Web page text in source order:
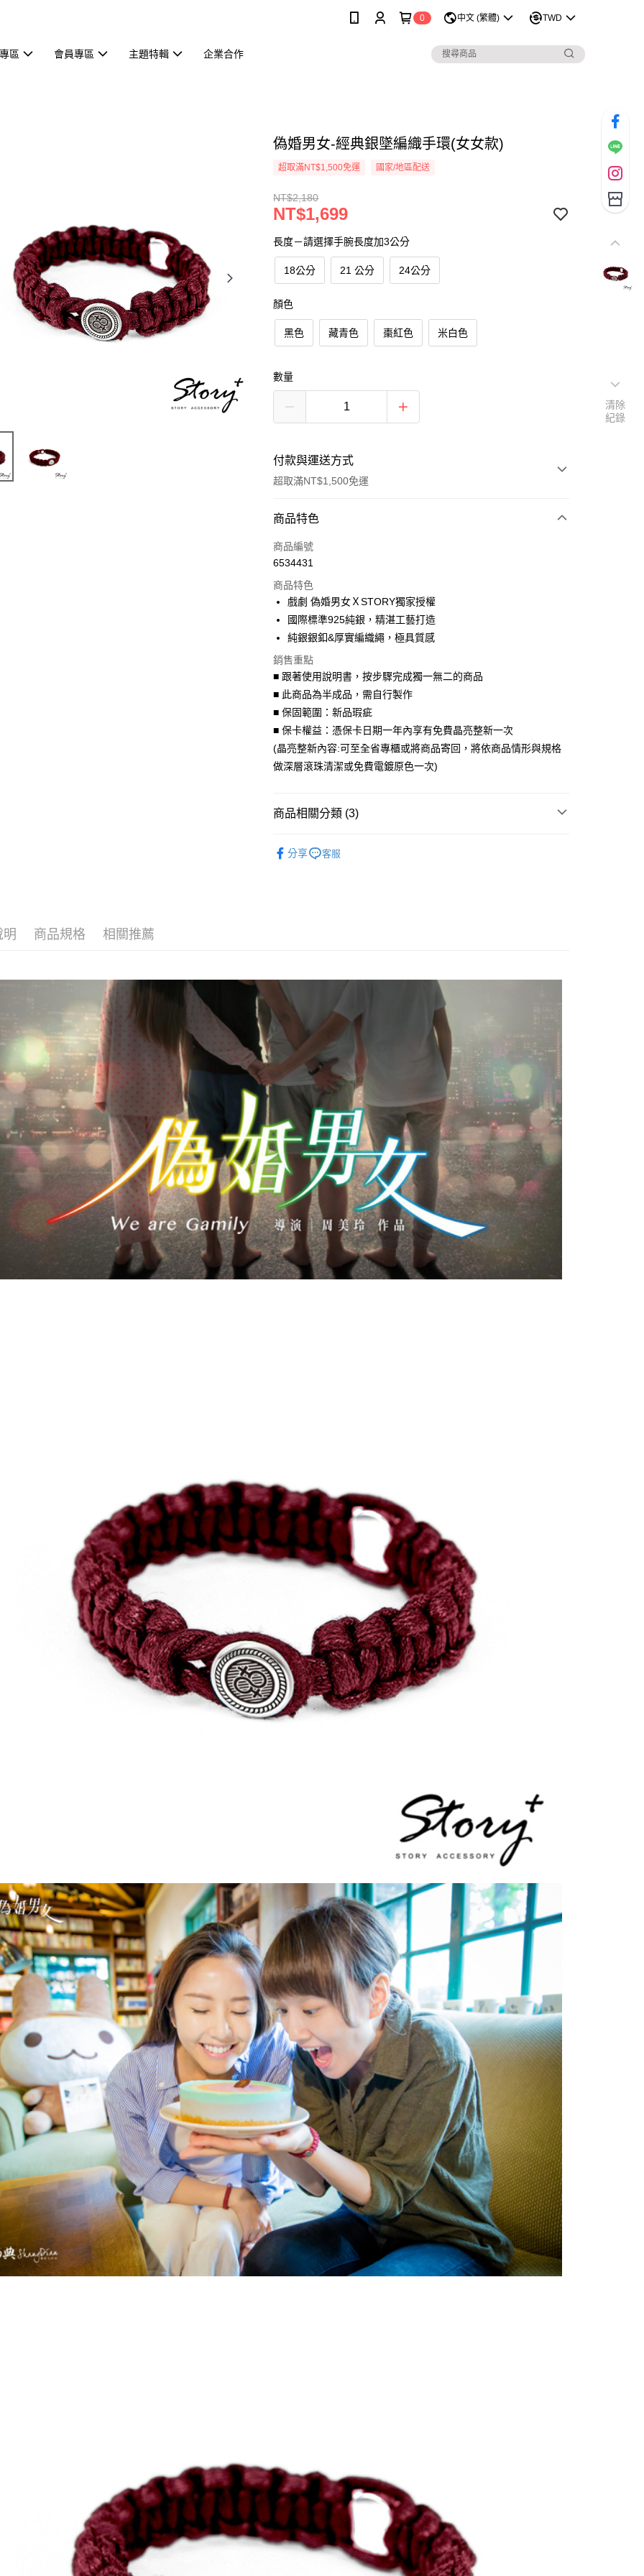
0 中文 (繁體) TWD
區 會員專區 主題特輯 企業合作
偽婚男女-經典銀墜編織手環(女女款)
超取滿NT$1,500免運 國家/地區配送
NT$2,180
NT$1,699
長度－請選擇手腕長度加3公分
18公分 21 公分 24公分
顏色
黑色 藏青色 棗紅色 米白色
數量
付款與運送方式
超取滿NT$1,500免運
付款方式
信用卡一次付款
3 期 0 利率 每期 NT$566
合作金庫商業銀行
第一商業銀行
華南商業銀行
彰化商業銀行
國泰世華商業銀行
臺灣中小企業銀行
台中商業銀行
匯豐（台灣）商業銀行
聯邦商業銀行
玉山商業銀行
星展（台灣）商業銀行
台新國際商業銀行
中國信託商業銀行
台灣樂天信用卡公司
6 期 0 利率 每期 NT$283
合作金庫商業銀行
第一商業銀行
華南商業銀行
上海商業儲蓄銀行
國泰世華商業銀行
兆豐國際商業銀行
臺灣中小企業銀行
匯豐（台灣）商業銀行
聯邦商業銀行
遠東國際商業銀行
元大商業銀行
永豐商業銀行
台新國際商業銀行
中國信託商業銀行
超商取貨付款
LINE Pay
Apple Pay
街口支付
悠遊付
Google Pay
相關說明
AFTEE先享後付是「在收到商品之後才付款」的支付方式。 讓您購物簡單
便利好安心！
／ATM／網路銀行／等多元方式進行付款，方視為交易完成。
※ 請注意：結帳手續完成當下不需立刻繳費，但若您需要取消訂單，請聯
絡購買商品的店家。未經商家同意取消之訂單仍視為有效，需透過AFTEE
先享後付繳納相關費用。
※ 交易是否成功請以「AFTEE先享後付 」之結帳頁面顯示為準，若有關於
是否繳費成功／繳費後需取消欲退款等相關疑問，請聯繫「AFTEE先享後
付客戶支援中心」
https://netprotections.freshdesk.com/support/home
【注意事項】
１．透過由恩沛科技股份有限公司提供之「AFTEE先享後付」服務完成之
交易，需依本服務之必要範圍內提供個人資料，並將交易相關給付款項請
求債權轉讓予恩沛科技股份有限公司。
２．關於個人資料處理事宜，請瀏覽以下網址：
https://aftee.tw/terms/#terms3
３．未成年的使用者請事先徵得法定代理人或監護人之同意方可使用
「AFTEE先享後付」，若未經同意申辦者引起之損失，本公司不負相關責
任。
４．使用「AFTEE先享後付」時，將依據個別帳號之用戶狀況，依本公司
即時審查核予不同之上限額度；若仍有額度不足之情形，本公司將視審查
結果請求用戶進行身份認證。
５．嚴禁一人註冊多個帳號或使用他人資訊註冊。若發現惡意使用之情
形，恩沛科技股份有限公司將有權停止該用戶之使用額度並採取法律行
動。
付款後全家取貨
每筆NT$60，滿NT$1,500(含以上)免運費
7-11取貨付款
每筆NT$60，滿NT$1,500(含以上)免運費
付款後7-11取貨
每筆NT$60，滿NT$1,500(含以上)免運費
宅配
每筆NT$60，滿NT$1,500(含以上)免運費
付款後門市自取
免運費
貨到付款
每筆NT$90
國家/地區配送
商品特色
商品編號
6534431
商品特色
戲劇 偽婚男女ＸSTORY獨家授權
國際標準925純銀，精湛工藝打造
純銀銀釦&厚實編織繩，極具質感
銷售重點
■ 跟著使用說明書，按步驟完成獨一無二的商品
■ 此商品為半成品，需自行製作
■ 保固範圍：新品瑕疵
■ 保卡權益：憑保卡日期一年內享有免費晶亮整新一次
(晶亮整新內容:可至全省專櫃或將商品寄回，將依商品情形與規格
做深層滾珠清潔或免費電鍍原色一次)
商品相關分類 (3)
分享 客服
明 商品規格 相關推薦
清除
紀錄